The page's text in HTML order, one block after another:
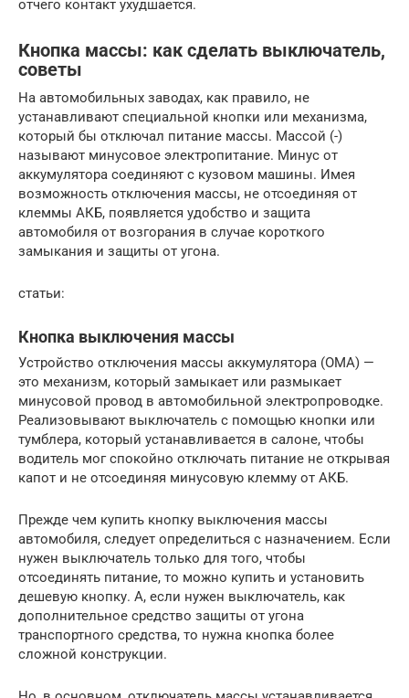
отчего контакт ухудшается.
Кнопка массы: как сделать выключатель,
советы
На автомобильных заводах, как правило, не
устанавливают специальной кнопки или механизма,
который бы отключал питание массы. Массой (-)
называют минусовое электропитание. Минус от
аккумулятора соединяют с кузовом машины. Имея
возможность отключения массы, не отсоединяя от
клеммы АКБ, появляется удобство и защита
автомобиля от возгорания в случае короткого
замыкания и защиты от угона.
статьи:
Кнопка выключения массы
Устройство отключения массы аккумулятора (ОМА) —
это механизм, который замыкает или размыкает
минусовой провод в автомобильной электропроводке.
Реализовывают выключатель с помощью кнопки или
тумблера, который устанавливается в салоне, чтобы
водитель мог спокойно отключать питание не открывая
капот и не отсоединяя минусовую клемму от АКБ.
Прежде чем купить кнопку выключения массы
автомобиля, следует определиться с назначением. Если
нужен выключатель только для того, чтобы
отсоединять питание, то можно купить и установить
дешевую кнопку. А, если нужен выключатель, как
дополнительное средство защиты от угона
транспортного средства, то нужна кнопка более
сложной конструкции.